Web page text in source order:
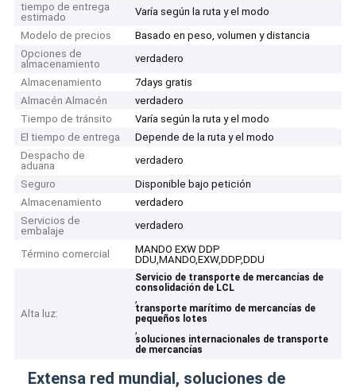
tiempo de entrega
estimado
Varía según la ruta y el modo
Modelo de precios
Basado en peso, volumen y distancia
Opciones de
almacenamiento
verdadero
Almacenamiento
7days gratis
Almacén Almacén
verdadero
Tiempo de tránsito
Varía según la ruta y el modo
El tiempo de entrega
Depende de la ruta y el modo
Despacho de
aduana
verdadero
Seguro
Disponible bajo petición
Almacenamiento
verdadero
Servicios de
embalaje
verdadero
Término comercial
MANDO EXW DDP
DDU,MANDO,EXW,DDP,DDU
Alta luz:
Servicio de transporte de mercancías de
consolidación de LCL
,
transporte marítimo de mercancías de
pequeños lotes
,
soluciones internacionales de transporte
de mercancías
Extensa red mundial, soluciones de